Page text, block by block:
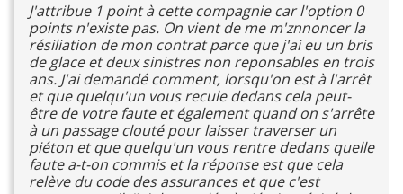
J'attribue 1 point à cette compagnie car l'option 0
points n'existe pas. On vient de me m'znnoncer la
résiliation de mon contrat parce que j'ai eu un bris
de glace et deux sinistres non reponsables en trois
ans. J'ai demandé comment, lorsqu'on est à l'arrêt
et que quelqu'un vous recule dedans cela peut-
être de votre faute et également quand on s'arrête
à un passage clouté pour laisser traverser un
piéton et que quelqu'un vous rentre dedans quelle
faute a-t-on commis et la réponse est que cela
relève du code des assurances et que c'est